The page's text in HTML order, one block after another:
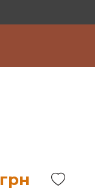
грн